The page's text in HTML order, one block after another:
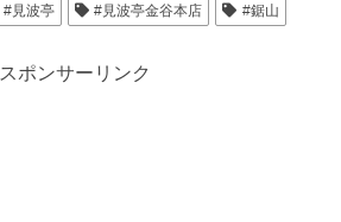
#見波亭 #見波亭金谷本店 #鋸山
スポンサーリンク